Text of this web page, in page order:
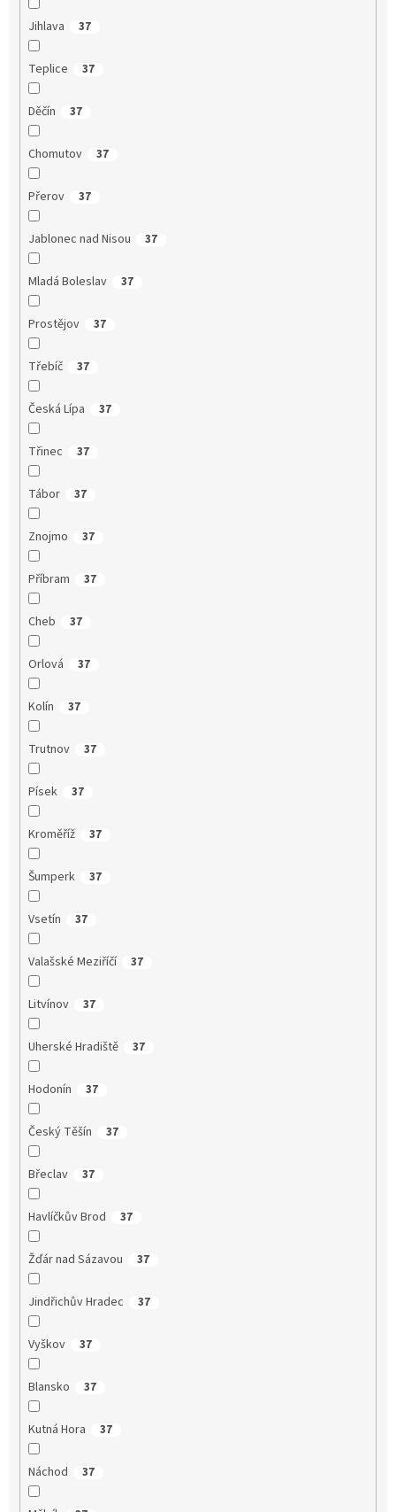
Jihlava 37
Teplice 37
Děčín 37
Chomutov 37
Přerov 37
Jablonec nad Nisou 37
Mladá Boleslav 37
Prostějov 37
Třebíč 37
Česká Lípa 37
Třinec 37
Tábor 37
Znojmo 37
Příbram 37
Cheb 37
Orlová 37
Kolín 37
Trutnov 37
Písek 37
Kroměříž 37
Šumperk 37
Vsetín 37
Valašské Meziříčí 37
Litvínov 37
Uherské Hradiště 37
Hodonín 37
Český Těšín 37
Břeclav 37
Havlíčkův Brod 37
Žďár nad Sázavou 37
Jindřichův Hradec 37
Vyškov 37
Blansko 37
Kutná Hora 37
Náchod 37